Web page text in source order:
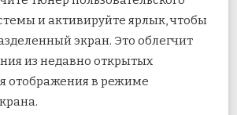
и активируйте ярлык, чтобы
экран. Это облегчит
из недавно открытых
отображения в режиме